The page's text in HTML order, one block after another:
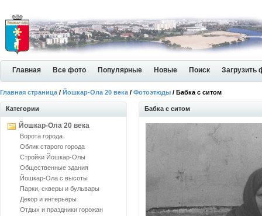
Главная Все фото Популярные Новые Поиск Загрузить
Главная страница / Йошкар-Ола 20 века / Фотоэтюды / Бабка с ситом
Категории
Йошкар-Ола 20 века
Ворота города
Облик старого города
Стройки Йошкар-Олы
Общественные здания
Йошкар-Ола с высоты
Парки, скверы и бульвары
Декор и интерьеры
Отдых и праздники горожан
Бабка с ситом